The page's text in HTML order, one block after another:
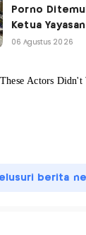
Porno
Ketua
06 Agustus 2026
berita